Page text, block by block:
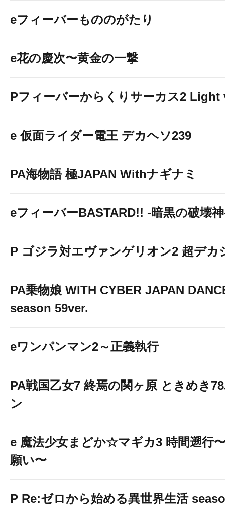
eフィーバーもののがたり
e花の慶次〜黄金の一撃
Pフィーバーからくりサーカス2 Light
e 仮面ライダー電王 デカヘソ239
PA海物語 極JAPAN Withナギナミ
eフィーバーBASTARD!! -暗黒の破壊
P ゴジラ対エヴァンゲリオン2 超デカ
PA乗物娘 WITH CYBER JAPAN
season 59ver.
eワンパンマン2～正義執行
PA戦国乙女7 終焉の関ヶ原 ときめき
ン
e 魔法少女まどか☆マギカ3 時間遡行
願い〜
P Re:ゼロから始める異世界生活